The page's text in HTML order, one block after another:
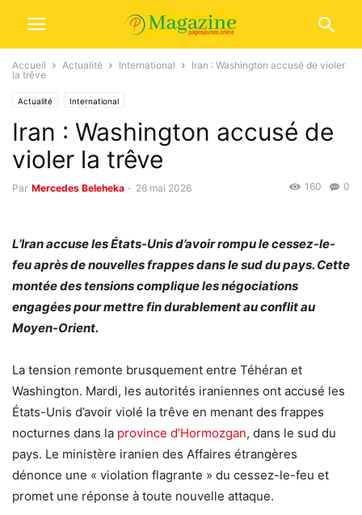
Accueil Actualité International
Iran : Washington accusé de violer
la trêve
Actualité International
Iran : Washington accusé de
violer la trêve
Par Mercedes Beleheka - 26 mai 2026 0
160
L’Iran accuse les États-Unis d’avoir rompu le cessez-le-
feu après de nouvelles frappes dans le sud du pays. Cette
montée des tensions complique les négociations
engagées pour mettre fin durablement au conflit au
Moyen-Orient.
La tension remonte brusquement entre Téhéran et
Washington. Mardi, les autorités iraniennes ont accusé les
États-Unis d’avoir violé la trêve en menant des frappes
nocturnes dans la province d’Hormozgan, dans le sud du
pays. Le ministère iranien des Affaires étrangères
dénonce une « violation flagrante » du cessez-le-feu et
promet une réponse à toute nouvelle attaque.